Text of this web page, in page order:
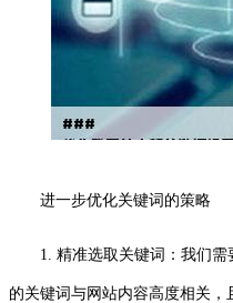
进一步优化关键词的策略
1. 精准选取关键词：我们
的关键词与网站内容高度相关，